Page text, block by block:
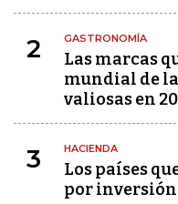
2 GASTRONOMÍA
Las marcas
mundial de
valiosas en
3 HACIENDA
Los países
por inversión